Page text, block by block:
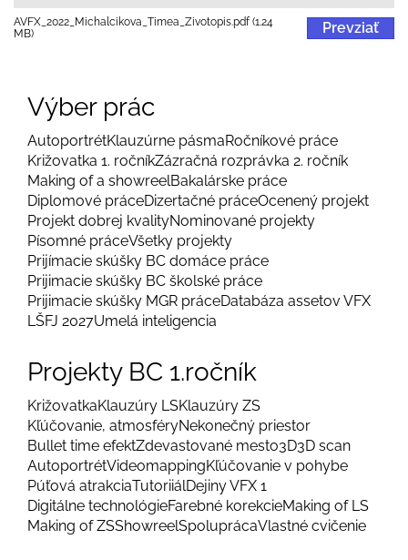
AVFX_2022_Michalcikova_Timea_Zivotopis.pdf (1.24
MB)
Prevziať
Výber prác
AutoportrétKlauzúrne pásmaRočníkové práce
Križovatka 1. ročníkZázračná rozprávka 2. ročník
Making of a showreelBakalárske práce
Diplomové práceDizertačné práceOcenený projekt
Projekt dobrej kvalityNominované projekty
Písomné práceVšetky projekty
Prijímacie skúšky BC domáce práce
Prijimacie skúšky BC školské práce
Prijimacie skúšky MGR práceDatabáza assetov VFX
LŠFJ 2027Umelá inteligencia
Projekty BC 1.ročník
KrižovatkaKlauzúry LSKlauzúry ZS
Kľúčovanie, atmosféryNekonečný priestor
Bullet time efektZdevastované mesto3D3D scan
AutoportrétVideomappingKľúčovanie v pohybe
Púťová atrakciaTutoriiálDejiny VFX 1
Digitálne technológieFarebné korekcieMaking of LS
Making of ZSShowreelSpoluprácaVlastné cvičenie